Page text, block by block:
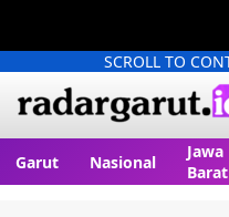
SCROLL TO
Garut Nasional
Jawa
Barat